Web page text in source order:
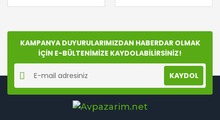
KAMPANYA DUYURULARIMIZDAN HABERDAR OLMAK
İÇİN E-BÜLTENİMİZE KAYDOLABİLİRSİNİZ!
KAYDOL